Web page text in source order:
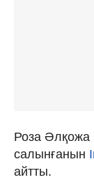
Роза Әлқожа
салынғанын
айтты.